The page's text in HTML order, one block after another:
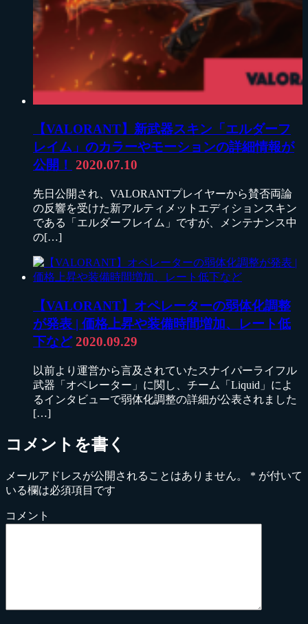
【VALORANT】新武器スキン「エルダーフ
レイム」のカラーやモーションの詳細情報が
公開！ 2020.07.10
先日公開され、VALORANTプレイヤーから賛否両論
の反響を受けた新アルティメットエディションスキン
である「エルダーフレイム」ですが、メンテナンス中
の[…]
【VALORANT】オペレーターの弱体化調整
が発表 | 価格上昇や装備時間増加、レート低
下など 2020.09.29
以前より運営から言及されていたスナイパーライフル
武器「オペレーター」に関し、チーム「Liquid」によ
るインタビューで弱体化調整の詳細が公表されました
[…]
コメントを書く
メールアドレスが公開されることはありません。 * が付いて
いる欄は必須項目です
コメント